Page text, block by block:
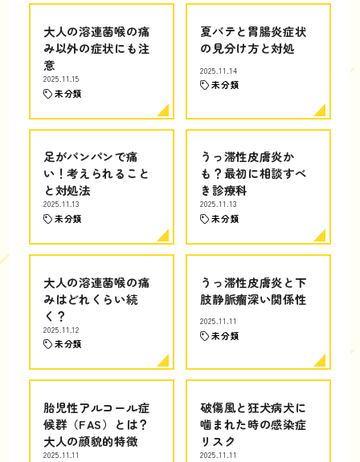
大人の溶連菌喉の痛
み以外の症状にも注
意
2025.11.15
未分類
夏バテと胃腸炎症状
の見分け方と対処
2025.11.14
未分類
足がパンパンで痛
い！考えられること
と対処法
2025.11.13
未分類
うっ滞性皮膚炎か
も？最初に相談すべ
き診療科
2025.11.13
未分類
大人の溶連菌喉の痛
みはどれくらい続
く？
2025.11.12
未分類
うっ滞性皮膚炎と下
肢静脈瘤深い関係性
2025.11.11
未分類
胎児性アルコール症
候群（FAS）とは？
大人の顔貌的特徴
2025.11.11
破傷風と狂犬病犬に
噛まれた時の感染症
リスク
2025.11.11